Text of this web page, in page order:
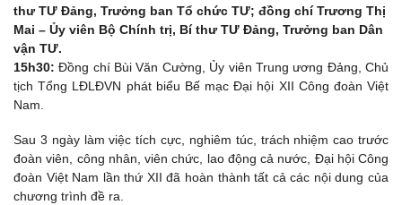
thư TƯ Đảng, Trưởng ban Tổ chức TƯ; đồng chí Trương Thị
Mai – Ủy viên Bộ Chính trị, Bí thư TƯ Đảng, Trưởng ban Dân
vận TƯ.
15h30: Đồng chí Bùi Văn Cường, Ủy viên Trung ương Đảng, Chủ
tịch Tổng LĐLĐVN phát biểu Bế mạc Đại hội XII Công đoàn Việt
Nam.
Sau 3 ngày làm việc tích cực, nghiêm túc, trách nhiệm cao trước
đoàn viên, công nhân, viên chức, lao động cả nước, Đại hội Công
đoàn Việt Nam lần thứ XII đã hoàn thành tất cả các nội dung của
chương trình đề ra.